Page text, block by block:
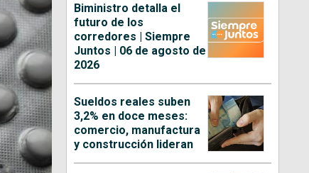
Biministro detalla el
futuro de los
corredores | Siempre
Juntos | 06 de agosto de
2026
Sueldos reales suben
3,2% en doce meses:
comercio, manufactura
y construcción lideran